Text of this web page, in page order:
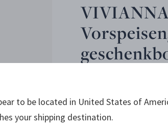
135,00 €
to be located in United States of
your shipping destination.